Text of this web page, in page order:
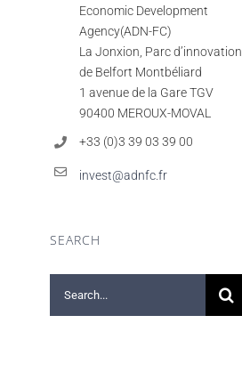
Economic Development
Agency(ADN-FC)
La Jonxion, Parc d’innovation
de Belfort Montbéliard
1 avenue de la Gare TGV
90400 MEROUX-MOVAL
+33 (0)3 39 03 39 00
invest@adnfc.fr
SEARCH
Search
for: